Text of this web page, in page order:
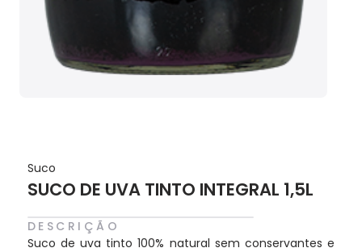
Suco
SUCO DE UVA TINTO INTEGRAL 1,5L
DESCRIÇÃO
Suco de uva tinto 100% natural sem conservantes e